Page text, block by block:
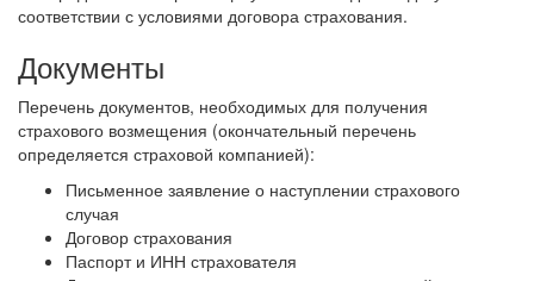
соответствии с условиями договора страхования.
Документы
Перечень документов, необходимых для получения
страхового возмещения (окончательный перечень
определяется страховой компанией):
Письменное заявление о наступлении страхового
случая
Договор страхования
Паспорт и ИНН страхователя